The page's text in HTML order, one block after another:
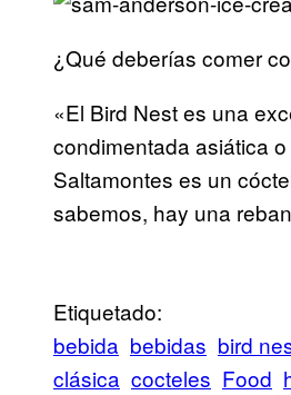
¿Qué deberías comer
«El Bird Nest es una
condimentada asiática
Saltamontes es un
sabemos, hay una
Etiquetado:
bebida bebidas bird
clásica cocteles Food